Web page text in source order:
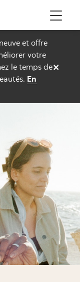
Menu
connexes
et offre
votre
le temps de
En
×